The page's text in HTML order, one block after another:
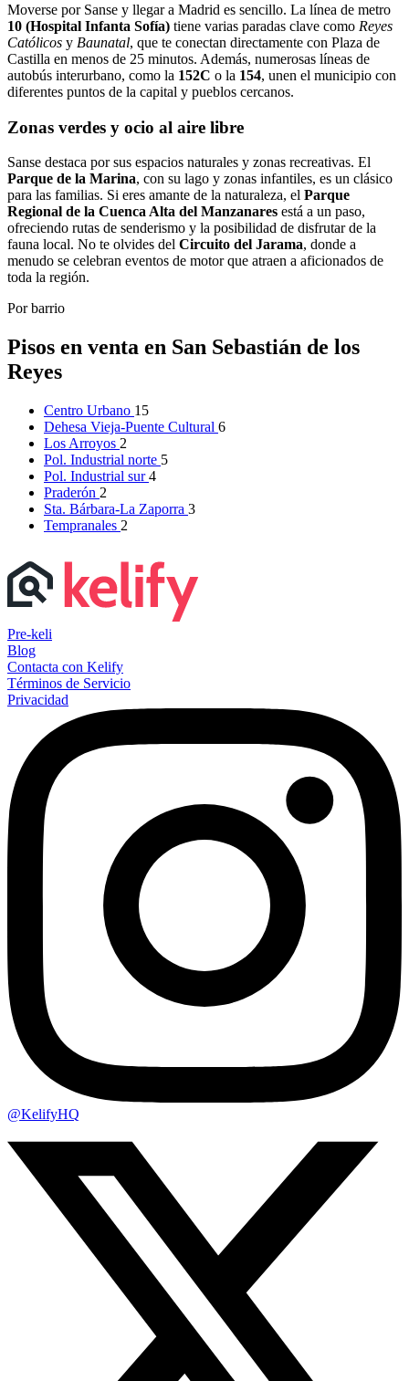
Moverse por Sanse y llegar a Madrid es sencillo. La línea de metro
10 (Hospital Infanta Sofía) tiene varias paradas clave como Reyes
Católicos y Baunatal, que te conectan directamente con Plaza de
Castilla en menos de 25 minutos. Además, numerosas líneas de
autobús interurbano, como la 152C o la 154, unen el municipio con
diferentes puntos de la capital y pueblos cercanos.
Zonas verdes y ocio al aire libre
Sanse destaca por sus espacios naturales y zonas recreativas. El
Parque de la Marina, con su lago y zonas infantiles, es un clásico
para las familias. Si eres amante de la naturaleza, el Parque
Regional de la Cuenca Alta del Manzanares está a un paso,
ofreciendo rutas de senderismo y la posibilidad de disfrutar de la
fauna local. No te olvides del Circuito del Jarama, donde a
menudo se celebran eventos de motor que atraen a aficionados de
toda la región.
Por barrio
Pisos en venta en San Sebastián de los
Reyes
Centro Urbano 15
Dehesa Vieja-Puente Cultural 6
Los Arroyos 2
Pol. Industrial norte 5
Pol. Industrial sur4
Praderón 2
Sta. Bárbara-La Zaporra 3
Tempranales 2
Pre-keli
Blog
Contacta con Kelify
Términos de Servicio
Privacidad
@KelifyHQ